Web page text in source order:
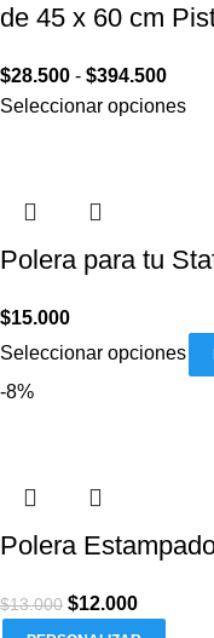
de 45 x 60 cm
$28.500 - $394.500
Seleccionar opciones
Polera para tu
$15.000
Seleccionar opciones
-8%
Polera
$13.000 $12.000